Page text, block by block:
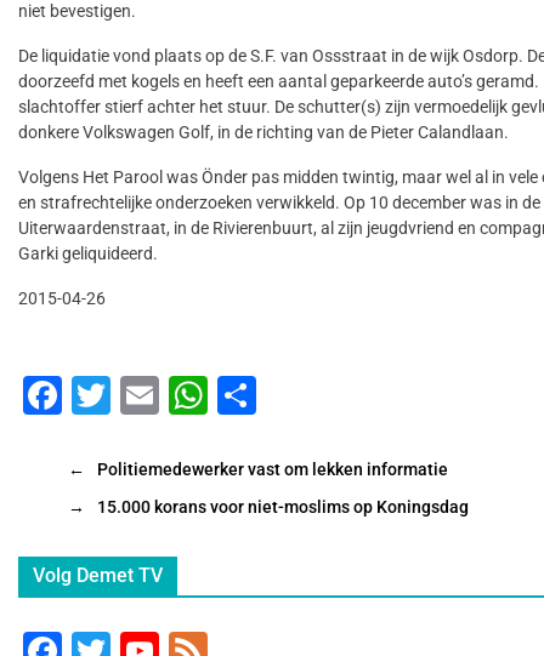
niet bevestigen.
De liquidatie vond plaats op de S.F. van Ossstraat in de wijk Osdorp.
doorzeefd met kogels en heeft een aantal geparkeerde auto’s geramd.
slachtoffer stierf achter het stuur. De schutter(s) zijn vermoedelijk
donkere Volkswagen Golf, in de richting van de Pieter Calandlaan.
Volgens Het Parool was Önder pas midden twintig, maar wel al in
en strafrechtelijke onderzoeken verwikkeld. Op 10 december was in de
Uiterwaardenstraat, in de Rivierenbuurt, al zijn jeugdvriend en
Garki geliquideerd.
2015-04-26
F
c
e
b
o
o
T
tt
er
E
ai
l
W
at
s
p
e
n
←
Politiemedewerker vast om lekken informatie
→
15.000 korans voor niet-moslims op Koningsdag
Volg Demet TV